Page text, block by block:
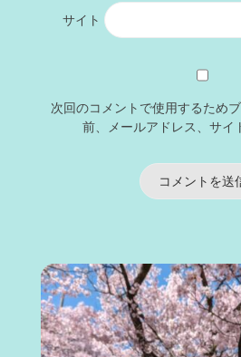
サイト
次回のコメントで使用するため
前、メールアドレス、サイ